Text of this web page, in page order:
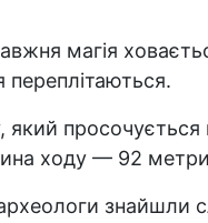
магія
переплітаються.
просочується
ходу — 92
знайшли